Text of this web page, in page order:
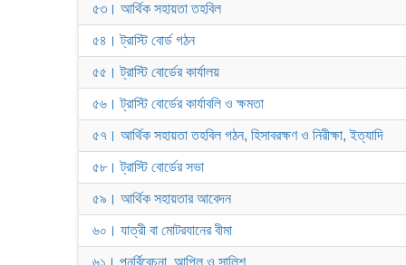
৫৩। আর্থিক সহায়তা তহবিল
৫৪। ট্রাস্টি বোর্ড গঠন
৫৫। ট্রাস্টি বোর্ডের কার্যালয়
৫৬। ট্রাস্টি বোর্ডের কার্যাবলি ও ক্ষমতা
৫৭। আর্থিক সহায়তা তহবিল গঠন, হিসাবরক্ষণ ও নিরীক্ষা, ইত্যাদি
৫৮। ট্রাস্টি বোর্ডের সভা
৫৯। আর্থিক সহায়তার আবেদন
৬০। যাত্রী বা মোটরযানের বীমা
৬১। পুনর্বিবেচনা, আপিল ও সালিশ